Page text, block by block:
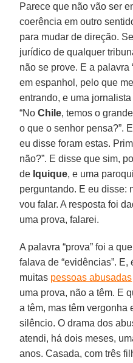
Parece que não vão ser
coerência em outro
para mudar de direção.
jurídico de qualquer
não se prove. E a palavra
em espanhol, pelo que
entrando, e uma jornalista
“NoChile, temos o
o que o senhor pensa?”.
eu disse foram estas.
não?”. E disse que sim,
de Iquique, e uma
perguntando. E eu disse:
vou falar. A resposta foi
uma prova, falarei.
A palavra “prova” foi a
falava de “evidências”.
muitas pessoas abusadas
uma prova, não a têm. E
a têm, mas têm vergonha
silêncio. O drama dos
atendi, há dois meses,
anos. Casada, com três